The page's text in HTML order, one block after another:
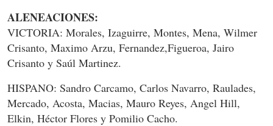
ALENEACIONES:
VICTORIA: Morales, Izaguirre, Montes, Mena, Wilmer
Crisanto, Maximo Arzu, Fernandez,Figueroa, Jairo
Crisanto y Saúl Martinez.
HISPANO: Sandro Carcamo, Carlos Navarro, Raulades,
Mercado, Acosta, Macias, Mauro Reyes, Angel Hill,
Elkin, Héctor Flores y Pomilio Cacho.